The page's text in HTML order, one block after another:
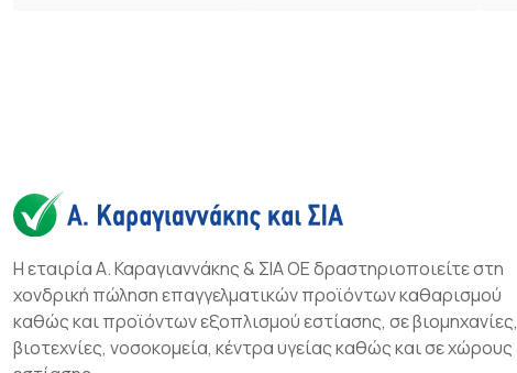
Η εταιρία Α. Καραγιαννάκης & ΣΙΑ ΟΕ δραστηριοποιείτε στη
χονδρική πώληση επαγγελματικών προϊόντων καθαρισμού
καθώς και προϊόντων εξοπλισμού εστίασης, σε βιομηχανίες,
βιοτεχνίες, νοσοκομεία, κέντρα υγείας καθώς και σε χώρους